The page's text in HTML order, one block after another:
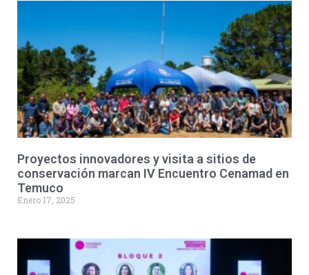
Proyectos innovadores y visita a sitios de
conservación marcan IV Encuentro Cenamad en
Temuco
Enero 17, 2025